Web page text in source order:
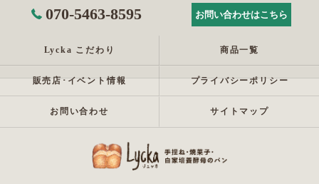
070-5463-8595 お問い合わせはこちら
Lycka こだわり 商品一覧
販売店･イベント情報 プライバシーポリシー
お問い合わせ サイトマップ